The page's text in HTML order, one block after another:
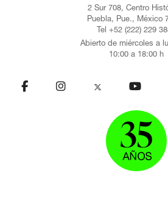
2 Sur 708, Centro
Puebla, Pue., México
Tel +52 (222) 229
Abierto de miércoles a
10:00 a 18:00 h